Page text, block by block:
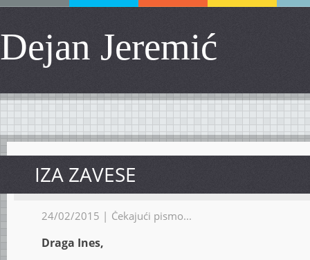
Dejan Jeremić
IZA ZAVESE
24/02/2015 | Čekajući pismo...
Draga Ines,